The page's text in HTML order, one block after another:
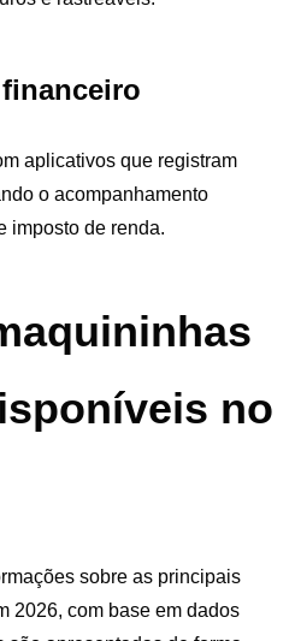
aplicativos que registram
o acompanhamento
imposto de renda.
no
sobre as principais
2026, com base em dados